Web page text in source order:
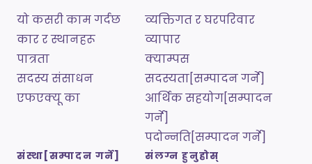
यो कसरी काम गर्दछ
कार र स्थानहरू
पात्रता
सदस्य संसाधन
एफएक्यू का
व्यक्तिगत र घरपरिवार
व्यापार
क्याम्पस
सदस्यता[सम्पादन गर्ने]
आर्थिक सहयोग[सम्पादन
गर्ने]
पदोन्नति[सम्पादन गर्ने]
संस्था[सम्पादन गर्ने] संलग्न हुनुहोस्